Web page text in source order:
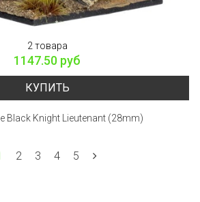
2 товара
1147.50 руб
КУПИТЬ
Black Knight Lieutenant (28mm)
2 3 4 5